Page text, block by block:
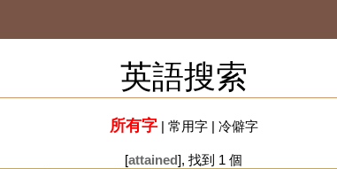
英語搜索
所有字| 常用字| 冷僻字
[attained], 找到 1 個